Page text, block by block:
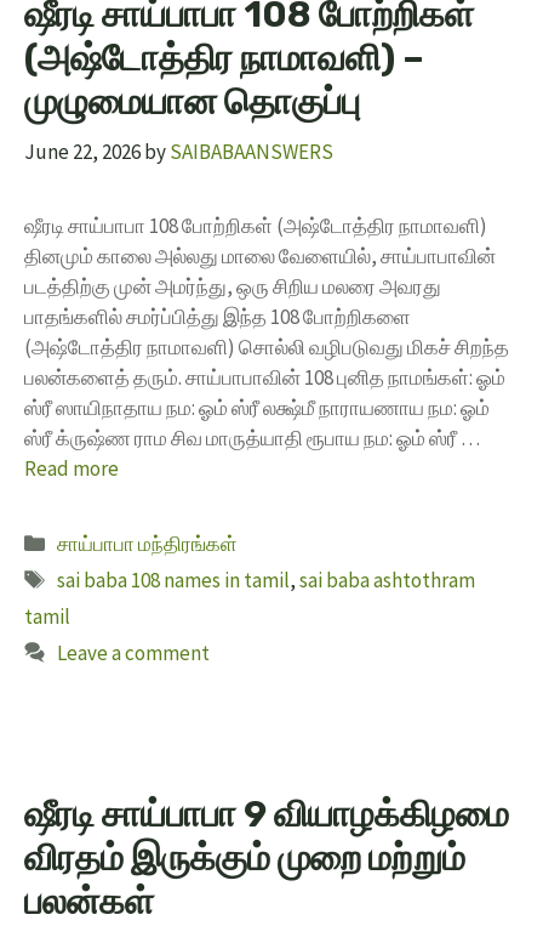
ஷீரடி சாய்பாபா 108 போற்றிகள்
(அஷ்டோத்திர நாமாவளி) –
முழுமையான தொகுப்பு
June 22, 2026bySAIBABAANSWERS
ஷீரடி சாய்பாபா 108 போற்றிகள் (அஷ்டோத்திர நாமாவளி)
தினமும் காலை அல்லது மாலை வேளையில், சாய்பாபாவின்
படத்திற்கு முன் அமர்ந்து, ஒரு சிறிய மலரை அவரது
பாதங்களில் சமர்ப்பித்து இந்த 108 போற்றிகளை
(அஷ்டோத்திர நாமாவளி) சொல்லி வழிபடுவது மிகச் சிறந்த
பலன்களைத் தரும். சாய்பாபாவின் 108 புனித நாமங்கள்: ஓம்
ஸ்ரீ ஸாயிநாதாய நம: ஓம் ஸ்ரீ லக்ஷ்மீ நாராயணாய நம: ஓம்
ஸ்ரீ க்ருஷ்ண ராம சிவ மாருத்யாதி ரூபாய நம: ஓம் ஸ்ரீ …
Read more
சாய்பாபா மந்திரங்கள்
sai baba 108 names in tamil,sai baba ashtothram
tamil
Leave a comment
ஷீரடி சாய்பாபா 9 வியாழக்கிழமை
விரதம் இருக்கும் முறை மற்றும்
பலன்கள்